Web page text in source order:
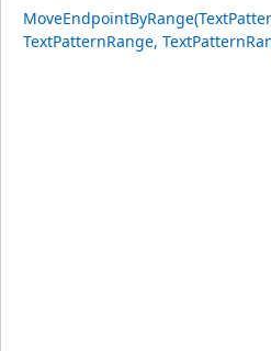
TextPatternRange,